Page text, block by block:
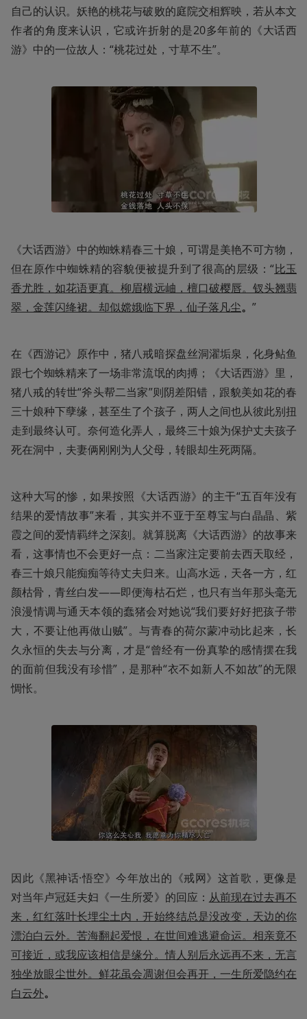
自己的认识。妖艳的桃花与破败的庭院交相辉映，若从本文
作者的角度来认识，它或许折射的是20多年前的《大话西
游》中的一位故人：“桃花过处，寸草不生”。
《大话西游》中的蜘蛛精春三十娘，可谓是美艳不可方物，
但在原作中蜘蛛精的容貌便被提升到了很高的层级：“比玉
香尤胜，如花语更真。柳眉横远岫，檀口破樱唇。钗头翘翡
翠，金莲闪绛裙。却似嫦娥临下界，仙子落凡尘。 ”
在《西游记》原作中，猪八戒暗探盘丝洞濯垢泉，化身鲇鱼
跟七个蜘蛛精来了一场非常流氓的肉搏；《大话西游》里，
猪八戒的转世“斧头帮二当家”则阴差阳错，跟貌美如花的春
三十娘种下孽缘，甚至生了个孩子，两人之间也从彼此别扭
走到最终认可。奈何造化弄人，最终三十娘为保护丈夫孩子
死在洞中，夫妻俩刚刚为人父母，转眼却生死两隔。
这种大写的惨，如果按照《大话西游》的主干“五百年没有
结果的爱情故事”来看，其实并不亚于至尊宝与白晶晶、紫
霞之间的爱情羁绊之深刻。就算脱离《大话西游》的故事来
看，这事情也不会更好一点：二当家注定要前去西天取经，
春三十娘只能痴痴等待丈夫归来。山高水远，天各一方，红
颜枯骨，青丝白发——即便海枯石烂，也只有当年那头毫无
浪漫情调与通天本领的蠢猪会对她说“我们要好好把孩子带
大，不要让他再做山贼”。与青春的荷尔蒙冲动比起来，长
久永恒的失去与分离，才是“曾经有一份真挚的感情摆在我
的面前但我没有珍惜”，是那种“衣不如新人不如故”的无限
惆怅。
因此《黑神话·悟空》今年放出的《戒网》这首歌，更像是
对当年卢冠廷夫妇《一生所爱》的回应： 从前现在过去再不
来，红红落叶长埋尘土内，开始终结总是没改变，天边的你
漂泊白云外。苦海翻起爱恨，在世间难逃避命运。相亲竟不
可接近，或我应该相信是缘分。情人别后永远再不来，无言
独坐放眼尘世外。鲜花虽会凋谢但会再开，一生所爱隐约在
白云外。